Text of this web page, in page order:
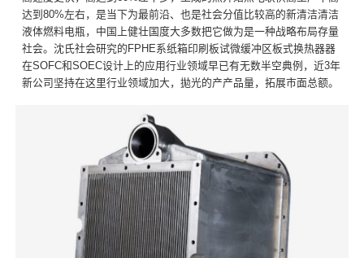
达到80%左右，是当下为最前沿、也是社会分值比较高的新清洁清洁
液体燃料电瓶，中国上健壮国度大多数把它做为是一种战略布局存量
社会。沈氏社会研究的FPHE系纸箱印刷板试微缓冲区板式换热器器
在SOFC和SOEC设计上的应用行业领域早已有无数半空典例，近3年
新公司坚持在这里行业领域加大，拋光的产产品量，拓展市面总额。